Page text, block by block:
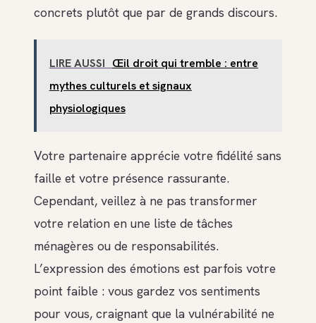
concrets plutôt que par de grands discours.
LIRE AUSSI Œil droit qui tremble : entre
mythes culturels et signaux
physiologiques
Votre partenaire apprécie votre fidélité sans
faille et votre présence rassurante.
Cependant, veillez à ne pas transformer
votre relation en une liste de tâches
ménagères ou de responsabilités.
L’expression des émotions est parfois votre
point faible : vous gardez vos sentiments
pour vous, craignant que la vulnérabilité ne